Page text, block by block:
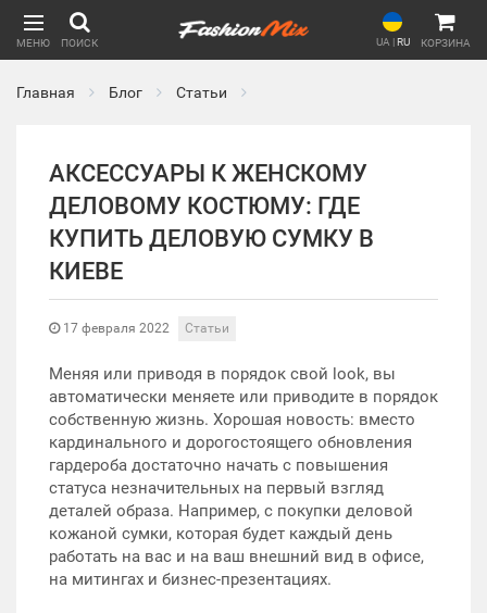
МЕНЮ ПОИСК UA |RU КОРЗИНА
Главная Блог Статьи
АКСЕССУАРЫ К ЖЕНСКОМУ
ДЕЛОВОМУ КОСТЮМУ: ГДЕ
КУПИТЬ ДЕЛОВУЮ СУМКУ В
КИЕВЕ
17 февраля 2022 Статьи
Меняя или приводя в порядок свой look, вы
автоматически меняете или приводите в порядок
собственную жизнь. Хорошая новость: вместо
кардинального и дорогостоящего обновления
гардероба достаточно начать с повышения
статуса незначительных на первый взгляд
деталей образа. Например, с покупки деловой
кожаной сумки, которая будет каждый день
работать на вас и на ваш внешний вид в офисе,
на митингах и бизнес-презентациях.